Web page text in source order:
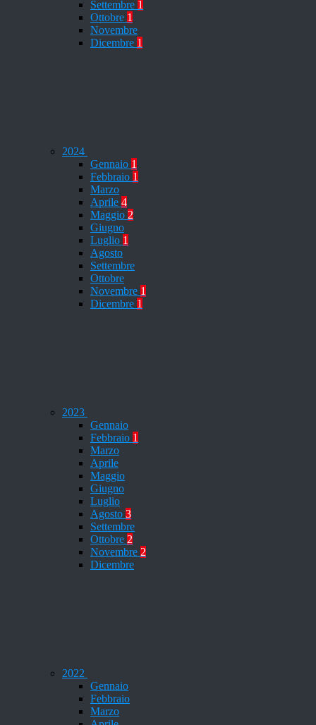
Settembre 1
Ottobre 1
Novembre
Dicembre 1
2024
Gennaio 1
Febbraio 1
Marzo
Aprile 4
Maggio 2
Giugno
Luglio 1
Agosto
Settembre
Ottobre
Novembre 1
Dicembre 1
2023
Gennaio
Febbraio 1
Marzo
Aprile
Maggio
Giugno
Luglio
Agosto 3
Settembre
Ottobre 2
Novembre 2
Dicembre
2022
Gennaio
Febbraio
Marzo